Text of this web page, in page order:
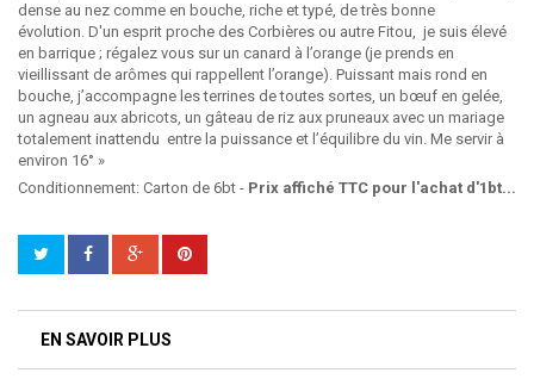
dense au nez comme en bouche, riche et typé, de très bonne
évolution. D'un esprit proche des Corbières ou autre Fitou, je suis élevé
en barrique ; régalez vous sur un canard à l’orange (je prends en
vieillissant de arômes qui rappellent l’orange). Puissant mais rond en
bouche, j’accompagne les terrines de toutes sortes, un bœuf en gelée,
un agneau aux abricots, un gâteau de riz aux pruneaux avec un mariage
totalement inattendu entre la puissance et l’équilibre du vin. Me servir à
environ 16° »
Conditionnement: Carton de 6bt - Prix affiché TTC pour l'achat d'1bt...
EN SAVOIR PLUS